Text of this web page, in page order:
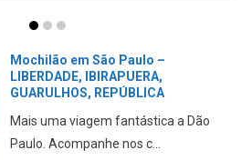
TRILHA na Floresta das ARAUCÁRIAS
Janaina Orth em TAPERA/RS
Aqui mostro um lugar muito bonito e
que vale a pena vis...